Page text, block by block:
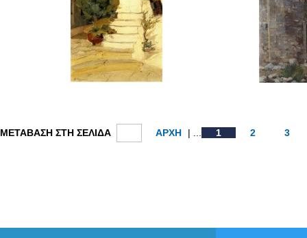
ΜΕΤΑΒΑΣΗ ΣΤΗ ΣΕΛΙΔΑ ΑΡΧΗ | ... 1 2 3